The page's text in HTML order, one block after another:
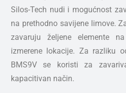
Silos-Tech nudi i mogućnost
na prethodno savijene limove.
zavaruju željene elemente
izmerene lokacije. Za razliku
BMS9V se koristi za
kapacitivan način.